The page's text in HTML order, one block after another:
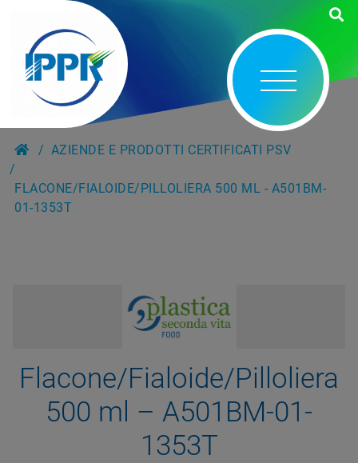
AZIENDE E PRODOTTI CERTIFICATI PSV
FLACONE/FIALOIDE/PILLOLIERA 500 ML - A501BM-
01-1353T
Flacone/Fialoide/Pilloliera
500 ml – A501BM-01-
1353T